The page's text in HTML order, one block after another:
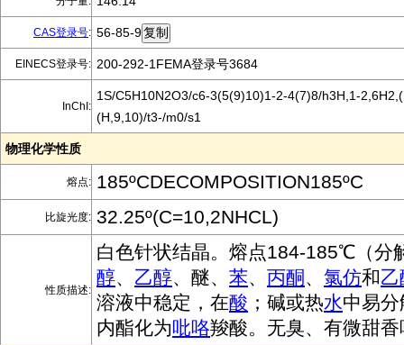
CAS登录号: 56-85-9
EINECS登录号: 200-292-1FEMA登录号3684
InChI:
1S/C5H10N2O3/c6-3(5(9)10)1-2-4(7)8/h3H,1-
(H,9,10)/t3-/m0/s1
物理化学性质
熔点: 185ºCDECOMPOSITION185ºC
比旋光度: 32.25º(C=10,2NHCL)
性质描述:
白色针状结晶。熔点184-185℃（分
醇、 乙醇、醚、 苯、 丙酮、 氯仿和乙
溶液中稳定，在酸 ；碱或热水中易
内酯化为吡咯羧酸。无臭、有微甜香